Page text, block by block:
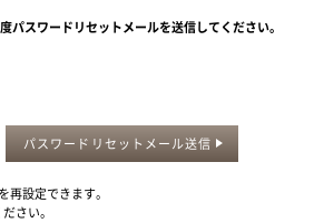
スワードリセットメールを送信してください。
パスワードリセットメール送信
設定できます。
さい。